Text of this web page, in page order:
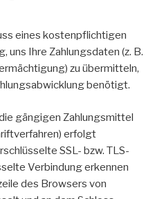
eines kostenpflichtigen
uns Ihre Zahlungsdaten (z. B.
zu übermitteln,
benötigt.
gängigen Zahlungsmittel
erfolgt
SSL- bzw. TLS-
Verbindung erkennen
des Browsers von